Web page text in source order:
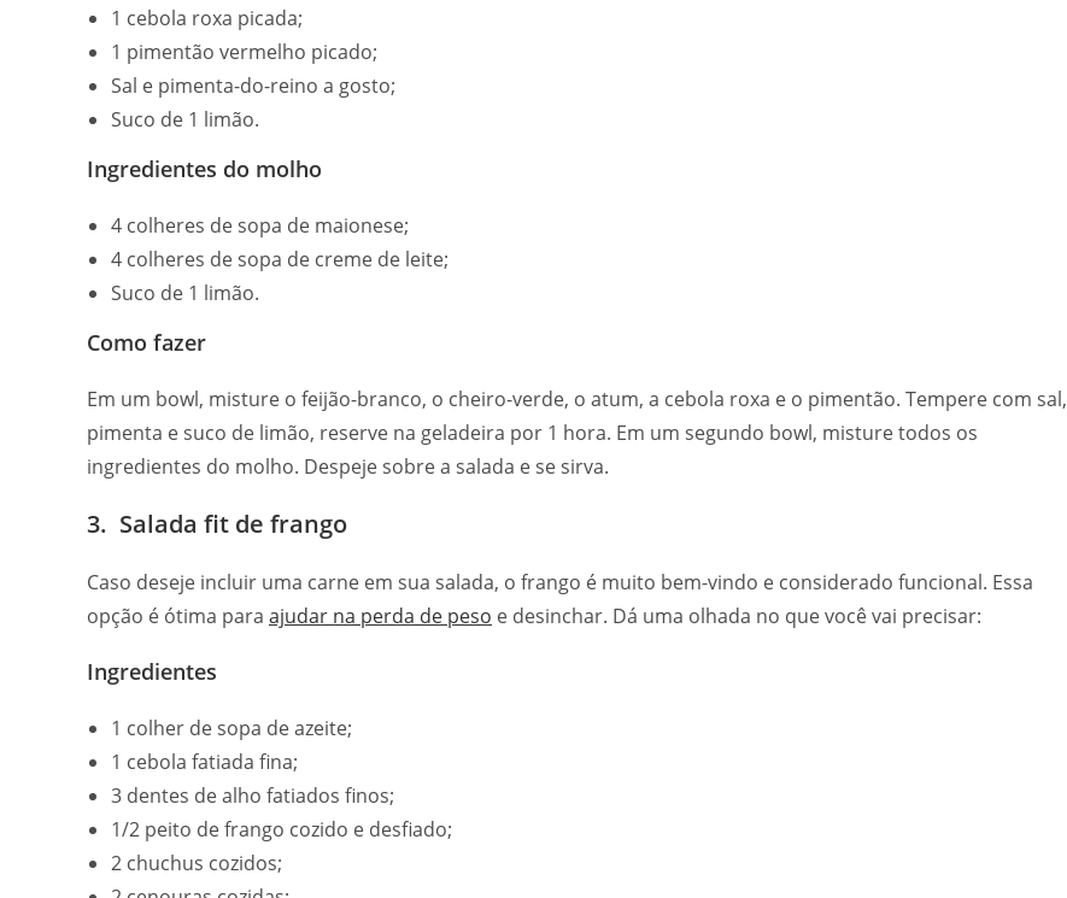
1 cebola roxa picada;
1 pimentão vermelho picado;
Sal e pimenta-do-reino a gosto;
Suco de 1 limão.
Ingredientes do molho
4 colheres de sopa de maionese;
4 colheres de sopa de creme de leite;
Suco de 1 limão.
Como fazer
Em um bowl, misture o feijão-branco, o cheiro-verde, o atum, a cebola roxa e o pimentão. Tempere com sal,
pimenta e suco de limão, reserve na geladeira por 1 hora. Em um segundo bowl, misture todos os
ingredientes do molho. Despeje sobre a salada e se sirva.
3. Salada fit de frango
Caso deseje incluir uma carne em sua salada, o frango é muito bem-vindo e considerado funcional. Essa
opção é ótima para ajudar na perda de peso e desinchar. Dá uma olhada no que você vai precisar:
Ingredientes
1 colher de sopa de azeite;
1 cebola fatiada fina;
3 dentes de alho fatiados finos;
1/2 peito de frango cozido e desfiado;
2 chuchus cozidos;